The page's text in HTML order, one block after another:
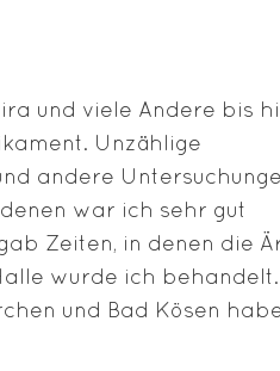
und viele Andere bis
Unzählige
andere
war ich sehr gut
Zeiten, in denen die
wurde ich
und Bad Kösen